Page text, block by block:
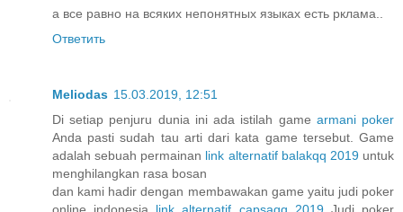
а все равно на всяких непонятных языках есть рклама..
Ответить
Meliodas 15.03.2019, 12:51
Di setiap penjuru dunia ini ada istilah game armani poker
Anda pasti sudah tau arti dari kata game tersebut. Game
adalah sebuah permainan link alternatif balakqq 2019untuk
menghilangkan rasa bosan
dan kami hadir dengan membawakan game yaitu judi poker
online indonesia link alternatif capsaqq 2019Judi poker